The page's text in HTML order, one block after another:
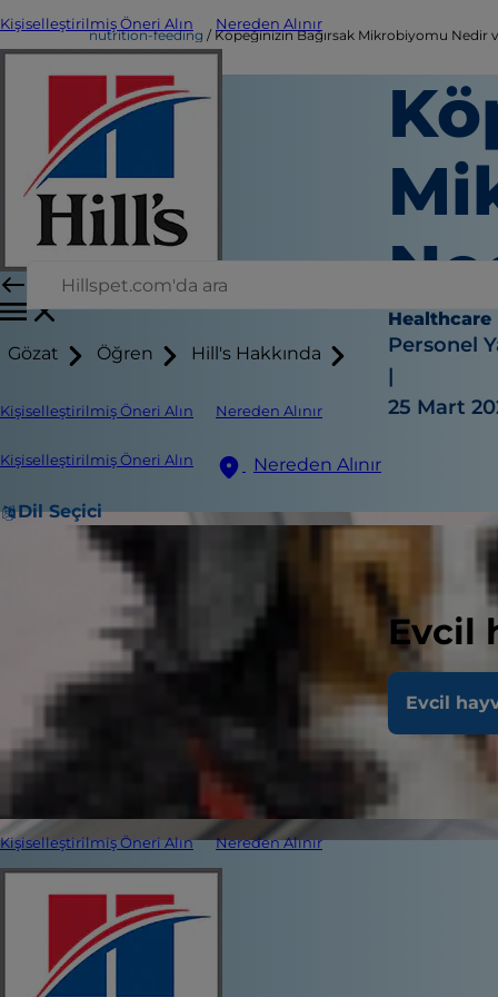
Kişiselleştirilmiş Öneri Alın Nereden Alınır
Gözat Öğren Hill's Hakkında
Kişiselleştirilmiş Öneri Alın Nereden Alınır
Kişiselleştirilmiş Öneri Alın Nereden Alınır
Dil Seçici
Evcil
Evcil
Kişiselleştirilmiş Öneri Alın Nereden Alınır
nutrition-feeding Köpeğinizin Bağırsak Mikrobiyomu Nedir
Healthcare
Personel
|
25 Mart